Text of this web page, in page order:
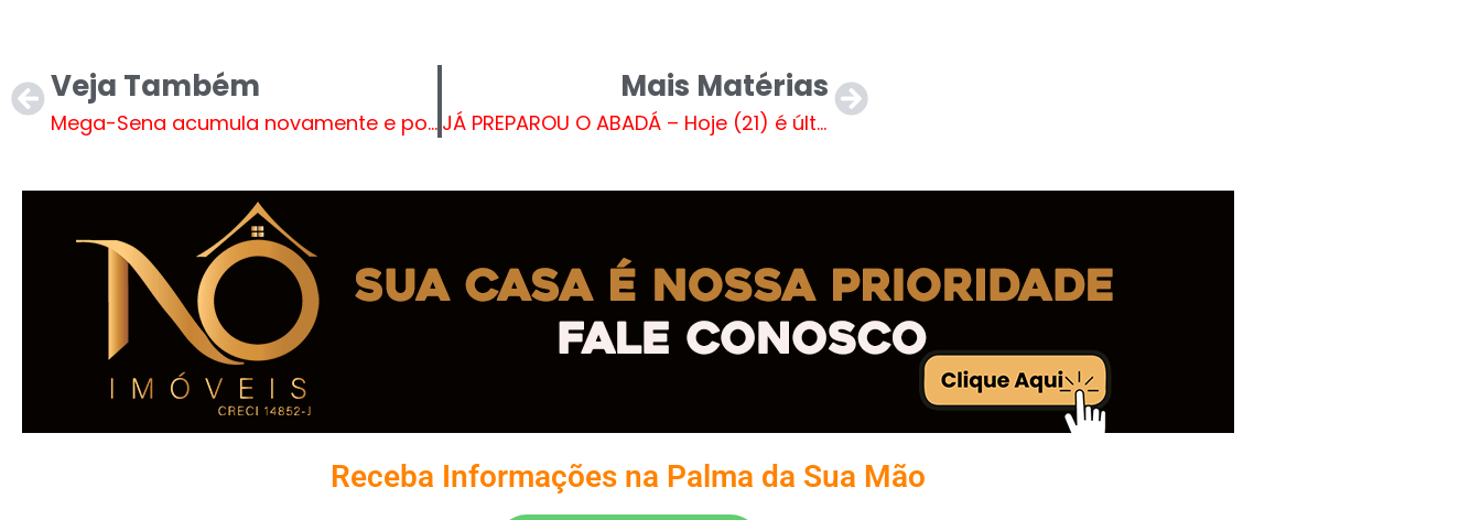
Veja Também
Mega-Sena acumula novamente e pode pagar prêmio de R$ 120 milhões
Mais Matérias
JÁ PREPAROU O ABADÁ – Hoje (21) é último dia para inscrição de bloquinhos no CarnaTrês 2025
Receba Informações na Palma da Sua Mão